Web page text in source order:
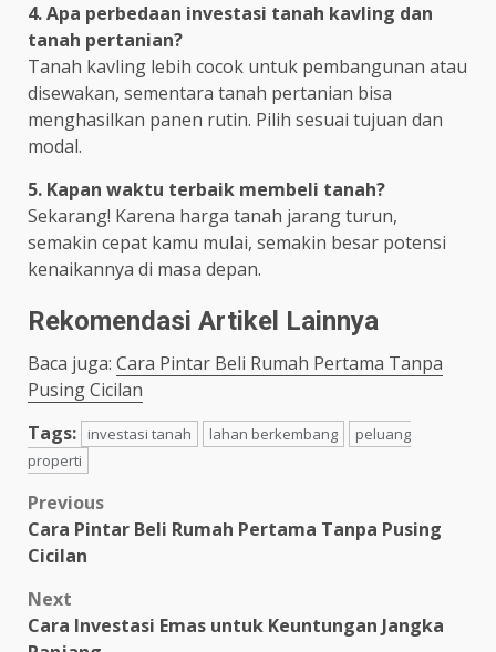
4. Apa perbedaan investasi tanah kavling dan
tanah pertanian?
Tanah kavling lebih cocok untuk pembangunan atau
disewakan, sementara tanah pertanian bisa
menghasilkan panen rutin. Pilih sesuai tujuan dan
modal.
5. Kapan waktu terbaik membeli tanah?
Sekarang! Karena harga tanah jarang turun,
semakin cepat kamu mulai, semakin besar potensi
kenaikannya di masa depan.
Rekomendasi Artikel Lainnya
Baca juga: Cara Pintar Beli Rumah Pertama Tanpa
Pusing Cicilan
Tags:
investasi tanah lahan berkembang
peluang
properti
Post
navigation
Previous
Cara Pintar Beli Rumah Pertama Tanpa Pusing
Cicilan
Next
Cara Investasi Emas untuk Keuntungan Jangka